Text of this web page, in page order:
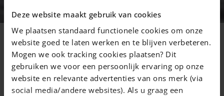
Deze website maakt gebruik van cookies
We plaatsen standaard functionele cookies om onze
website goed te laten werken en te blijven verbeteren.
Mogen we ook tracking cookies plaatsen? Dit
gebruiken we voor een persoonlijk ervaring op onze
website en relevante advertenties van ons merk (via
social media/andere websites). Als u graag een
sammen med dig!
13 november 2018 —Rachel
3 min read